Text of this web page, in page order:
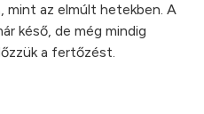
mint az elmúlt hetekben. A
késő, de még mindig
a fertőzést.